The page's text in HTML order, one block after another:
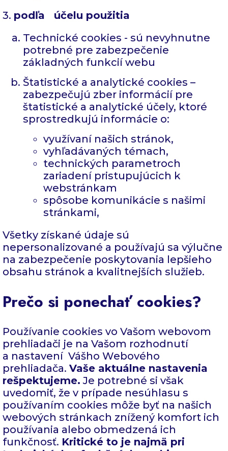
3. podľa účelu použitia
Technické cookies - sú nevyhnutne
potrebné pre zabezpečenie
základných funkcií webu
Štatistické a analytické cookies –
zabezpečujú zber informácií pre
štatistické a analytické účely, ktoré
sprostredkujú informácie o:
využívaní našich stránok,
vyhľadávaných témach,
technických parametroch
zariadení pristupujúcich k
webstránkam
spôsobe komunikácie s našimi
stránkami,
Všetky získané údaje sú
nepersonalizované a používajú sa výlučne
na zabezpečenie poskytovania lepšieho
obsahu stránok a kvalitnejších služieb.
Prečo si ponechať cookies?
Používanie cookies vo Vašom webovom
prehliadači je na Vašom rozhodnutí
a nastavení Vášho Webového
prehliadača. Vaše aktuálne nastavenia
rešpektujeme. Je potrebné si však
uvedomiť, že v prípade nesúhlasu s
používaním cookies môže byť na našich
webových stránkach znížený komfort ich
používania alebo obmedzená ich
funkčnosť. Kritické to je najmä pri